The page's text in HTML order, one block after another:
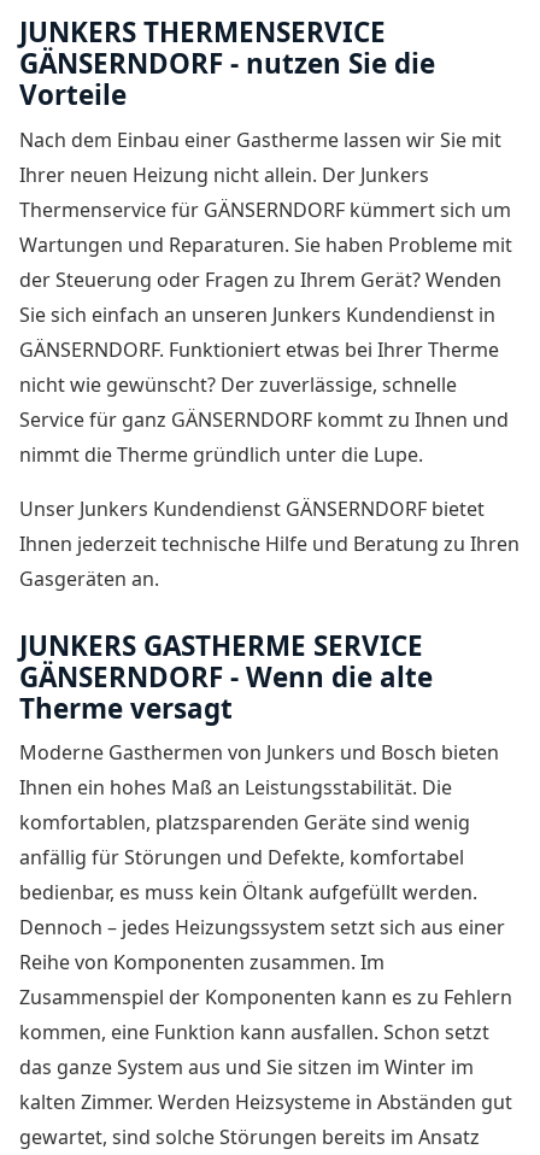
JUNKERS THERMENSERVICE
GÄNSERNDORF - nutzen Sie die
Vorteile
Nach dem Einbau einer Gastherme lassen wir Sie mit
Ihrer neuen Heizung nicht allein. Der Junkers
Thermenservice für GÄNSERNDORF kümmert sich um
Wartungen und Reparaturen. Sie haben Probleme mit
der Steuerung oder Fragen zu Ihrem Gerät? Wenden
Sie sich einfach an unseren Junkers Kundendienst in
GÄNSERNDORF. Funktioniert etwas bei Ihrer Therme
nicht wie gewünscht? Der zuverlässige, schnelle
Service für ganz GÄNSERNDORF kommt zu Ihnen und
nimmt die Therme gründlich unter die Lupe.
Unser Junkers Kundendienst GÄNSERNDORF bietet
Ihnen jederzeit technische Hilfe und Beratung zu Ihren
Gasgeräten an.
JUNKERS GASTHERME SERVICE
GÄNSERNDORF - Wenn die alte
Therme versagt
Moderne Gasthermen von Junkers und Bosch bieten
Ihnen ein hohes Maß an Leistungsstabilität. Die
komfortablen, platzsparenden Geräte sind wenig
anfällig für Störungen und Defekte, komfortabel
bedienbar, es muss kein Öltank aufgefüllt werden.
Dennoch – jedes Heizungssystem setzt sich aus einer
Reihe von Komponenten zusammen. Im
Zusammenspiel der Komponenten kann es zu Fehlern
kommen, eine Funktion kann ausfallen. Schon setzt
das ganze System aus und Sie sitzen im Winter im
kalten Zimmer. Werden Heizsysteme in Abständen gut
gewartet, sind solche Störungen bereits im Ansatz